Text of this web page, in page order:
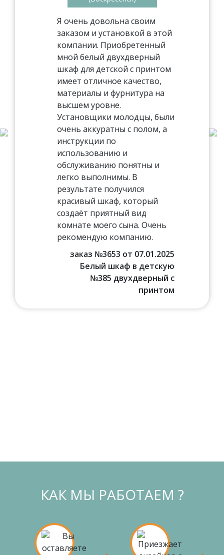
Я очень довольна своим
заказом и установкой в этой
компании. Приобретенный
мной белый двухдверный
шкаф для детской с принтом
имеет отличное качество,
материалы и фурнитура на
высшем уровне.
Установщики молодцы, были
очень аккуратны с полом, а
инструкции по
использованию и
обслуживанию понятны и
легко выполнимы. В
результате получился
красивый шкаф, который
создаёт приятный вид
комнате моего сына. Очень
рекомендую компанию.
заказ №3653 от 07.01.2025
Белый шкаф в детскую
№385 двухдверный с
принтом
КАК МЫ РАБОТАЕМ ?